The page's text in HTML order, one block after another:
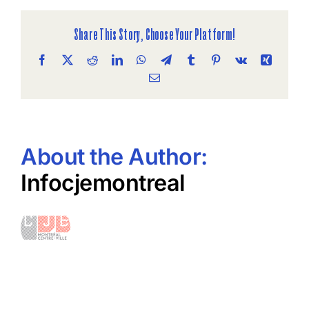
Share This Story, Choose Your Platform!
Facebook
X RedditLinkedInWhatsApp
TelegramTumblr Pinterest
Vk
Xing
Email
About the Author:
Infocjemontreal